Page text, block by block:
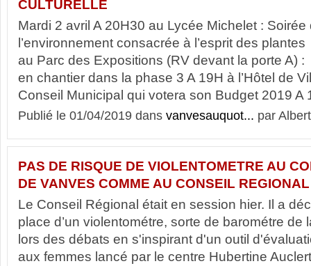
CULTURELLE
Mardi 2 avril A 20H30 au Lycée Michelet :
l’environnement consacrée à l’esprit des
au Parc des Expositions (RV devant la porte A)
en chantier dans la phase 3 A 19H à l’Hôtel de
Conseil Municipal qui votera son Budget 2019 A
Publié le 01/04/2019 dans vanvesauquot... par
PAS DE RISQUE DE VIOLENTOMETRE AU
DE VANVES COMME AU CONSEIL REGIONAL
Le Conseil Régional était en session hier. Il a
place d’un violentométre, sorte de barométre de
lors des débats en s'inspirant d'un outil
aux femmes lancé par le centre Hubertine